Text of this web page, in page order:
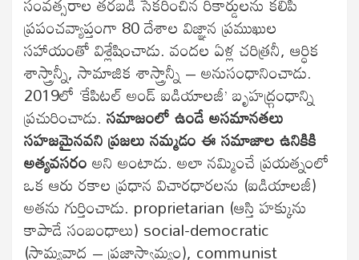
ప్రపంచవ్యాప్తంగా 80 దేశాల విజ్ఞాన ప్రముఖుల
సహాయంతో విశ్లేషించాడు. వందల ఏళ్ల చరిత్రనీ, ఆర్ధిక
శాస్త్రాన్నీ, సామాజిక శాస్త్రాన్నీ – అనుసంధానించాడు.
2019లో ‘కేపిటల్ అండ్ ఐడియాలజీ’ బృహద్గ్రంధాన్ని
ప్రచురించాడు. సమాజంలో ఉండే అసమానతలు
సహజమైనవనిప్రజలు నమ్మడం ఈ సమాజాల ఉనికికి
అత్యవసరంఅని అంటాడు. అలా నమ్మించే ప్రయత్నంలో
ఒక ఆరు రకాల ప్రధాన విచారధారలను (ఐడియాలజీ)
అతను గుర్తించాడు. proprietarian (ఆస్తి హక్కును
కాపాడే సంబంధాలు) social-democratic
(సామ్యవాద – ప్రజాస్వామ్యం), communist